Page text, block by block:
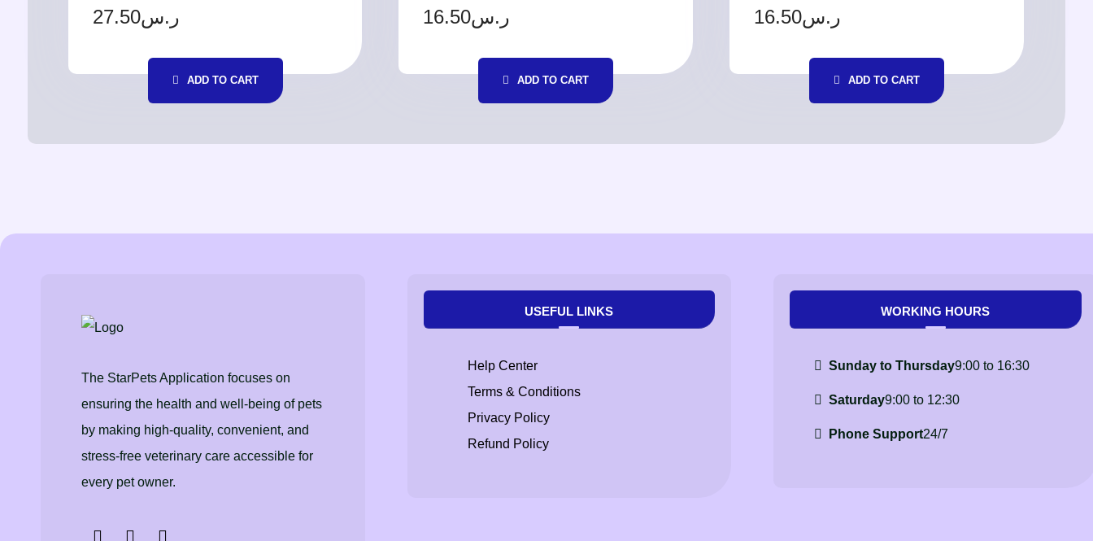
ر.س27.50
ADD TO CART
ر.س16.50
ADD TO CART
ر.س16.50
ADD TO CART
The StarPets Application focuses on
ensuring the health and well-being of pets
by making high-quality, convenient, and
stress-free veterinary care accessible for
every pet owner.
USEFUL LINKS
Help Center
Terms & Conditions
Privacy Policy
Refund Policy
WORKING HOURS
Sunday to Thursday9:00 to 16:30
Saturday9:00 to 12:30
Phone Support24/7